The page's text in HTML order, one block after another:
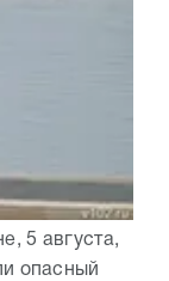
5 августа,
опасный